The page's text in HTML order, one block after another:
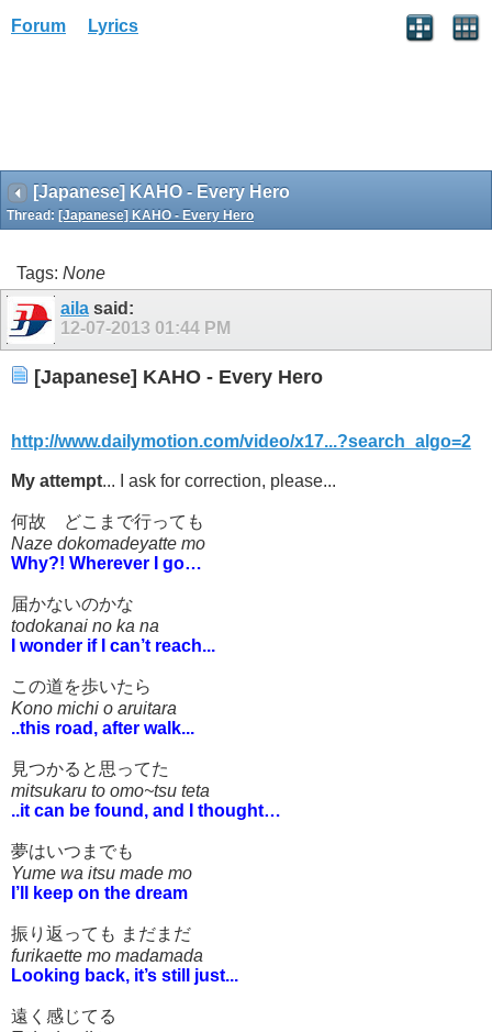
Forum Lyrics
[Japanese] KAHO - Every Hero
Thread: [Japanese] KAHO - Every Hero
Tags: None
aila said:
12-07-2013 01:44 PM
[Japanese] KAHO - Every Hero
http://www.dailymotion.com/video/x17...?search_algo=2
My attempt... I ask for correction, please...
何故 どこまで行っても
Naze dokomadeyatte mo
Why?! Wherever I go…
届かないのかな
todokanai no ka na
I wonder if I can’t reach...
この道を歩いたら
Kono michi o aruitara
..this road, after walk...
見つかると思ってた
mitsukaru to omo~tsu teta
..it can be found, and I thought…
夢はいつまでも
Yume wa itsu made mo
I’ll keep on the dream
振り返っても まだまだ
furikaette mo madamada
Looking back, it’s still just...
遠く感じてる